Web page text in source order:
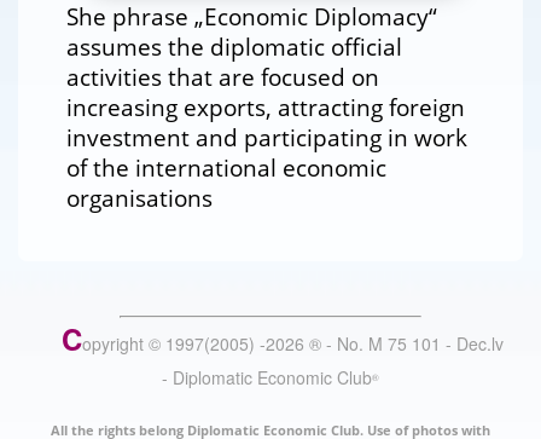
She phrase „Economic Diplomacy“
assumes the diplomatic official
activities that are focused on
increasing exports, attracting foreign
investment and participating in work
of the international economic
organisations
Copyright © 1997(2005) -2026 ® - No. M 75 101 - Dec.lv
- Diplomatic Economic Club®
All the rights belong Diplomatic Economic Club. Use of photos with